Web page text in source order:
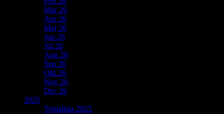
Mar 26
Apr 26
Maj 26
Jun 26
Jul 26
Aug 26
Sep 26
Okt 26
Nov 26
Dec 26
2025
Temalista 2025